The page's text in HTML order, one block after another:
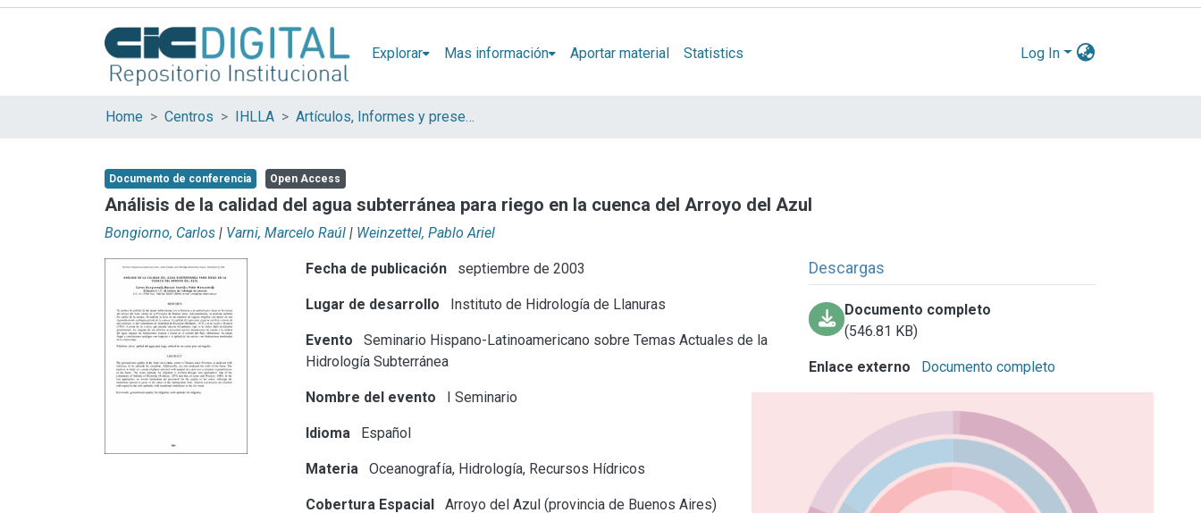
Explorar Mas información Aportar material Statistics Log In
Home Centros IHLLA Artículos, Informes y presentaciones en Congresos IHLLA
Documento de conferencia Open Access
Análisis de la calidad del agua subterránea para riego en la cuenca del Arroyo del Azul
Bongiorno, Carlos | Varni, Marcelo Raúl | Weinzettel, Pablo Ariel
Fecha de publicación septiembre de 2003
Lugar de desarrollo Instituto de Hidrología de Llanuras
Evento
Seminario Hispano-Latinoamericano sobre Temas Actuales de la
Hidrología Subterránea
Nombre del evento I Seminario
Idioma Español
Materia Oceanografía, Hidrología, Recursos Hídricos
Cobertura Espacial Arroyo del Azul (provincia de Buenos Aires)
Descargas
Documento completo
(546.81 KB)
Enlace externo Documento completo